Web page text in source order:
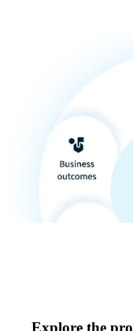
Explore the